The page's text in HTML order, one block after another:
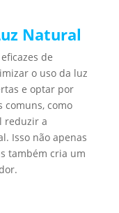
Natural
de
o uso da luz
e optar por
comuns, como
reduzir a
Isso não apenas
também cria um